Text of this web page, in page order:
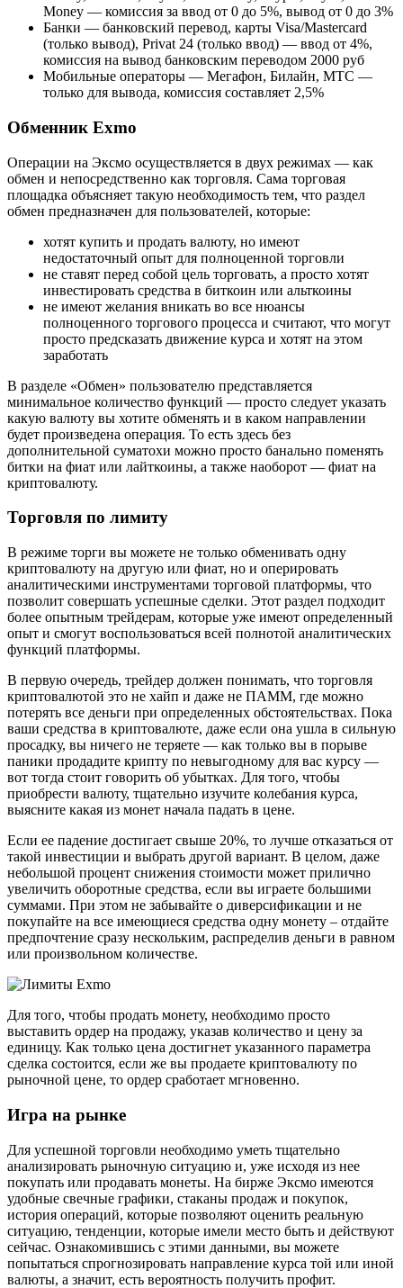
Money — комиссия за ввод от 0 до 5%, вывод от 0 до 3%
Банки — банковский перевод, карты Visa/Mastercard
(только вывод), Privat 24 (только ввод) — ввод от 4%,
комиссия на вывод банковским переводом 2000 руб
Мобильные операторы — Мегафон, Билайн, МТС —
только для вывода, комиссия составляет 2,5%
Обменник Exmo
Операции на Эксмо осуществляется в двух режимах — как
обмен и непосредственно как торговля. Сама торговая
площадка объясняет такую необходимость тем, что раздел
обмен предназначен для пользователей, которые:
хотят купить и продать валюту, но имеют
недостаточный опыт для полноценной торговли
не ставят перед собой цель торговать, а просто хотят
инвестировать средства в биткоин или альткоины
не имеют желания вникать во все нюансы
полноценного торгового процесса и считают, что могут
просто предсказать движение курса и хотят на этом
заработать
В разделе «Обмен» пользователю представляется
минимальное количество функций — просто следует указать
какую валюту вы хотите обменять и в каком направлении
будет произведена операция. То есть здесь без
дополнительной суматохи можно просто банально поменять
битки на фиат или лайткоины, а также наоборот — фиат на
криптовалюту.
Торговля по лимиту
В режиме торги вы можете не только обменивать одну
криптовалюту на другую или фиат, но и оперировать
аналитическими инструментами торговой платформы, что
позволит совершать успешные сделки. Этот раздел подходит
более опытным трейдерам, которые уже имеют определенный
опыт и смогут воспользоваться всей полнотой аналитических
функций платформы.
В первую очередь, трейдер должен понимать, что торговля
криптовалютой это не хайп и даже не ПАММ, где можно
потерять все деньги при определенных обстоятельствах. Пока
ваши средства в криптовалюте, даже если она ушла в сильную
просадку, вы ничего не теряете — как только вы в порыве
паники продадите крипту по невыгодному для вас курсу —
вот тогда стоит говорить об убытках. Для того, чтобы
приобрести валюту, тщательно изучите колебания курса,
выясните какая из монет начала падать в цене.
Если ее падение достигает свыше 20%, то лучше отказаться от
такой инвестиции и выбрать другой вариант. В целом, даже
небольшой процент снижения стоимости может прилично
увеличить оборотные средства, если вы играете большими
суммами. При этом не забывайте о диверсификации и не
покупайте на все имеющиеся средства одну монету – отдайте
предпочтение сразу нескольким, распределив деньги в равном
или произвольном количестве.
Для того, чтобы продать монету, необходимо просто
выставить ордер на продажу, указав количество и цену за
единицу. Как только цена достигнет указанного параметра
сделка состоится, если же вы продаете криптовалюту по
рыночной цене, то ордер сработает мгновенно.
Игра на рынке
Для успешной торговли необходимо уметь тщательно
анализировать рыночную ситуацию и, уже исходя из нее
покупать или продавать монеты. На бирже Эксмо имеются
удобные свечные графики, стаканы продаж и покупок,
история операций, которые позволяют оценить реальную
ситуацию, тенденции, которые имели место быть и действуют
сейчас. Ознакомившись с этими данными, вы можете
попытаться спрогнозировать направление курса той или иной
валюты, а значит, есть вероятность получить профит.